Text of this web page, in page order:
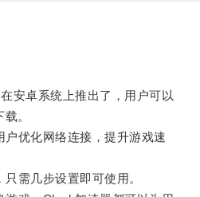
卓系统上推出了，用户可以
。
优化网络连接，提升游戏速
需几步设置即可使用。